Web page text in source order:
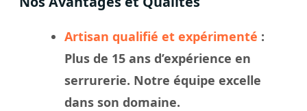
Artisan qualifié et expérimenté :
Plus de 15 ans d’expérience en
serrurerie. Notre équipe excelle
dans son domaine.